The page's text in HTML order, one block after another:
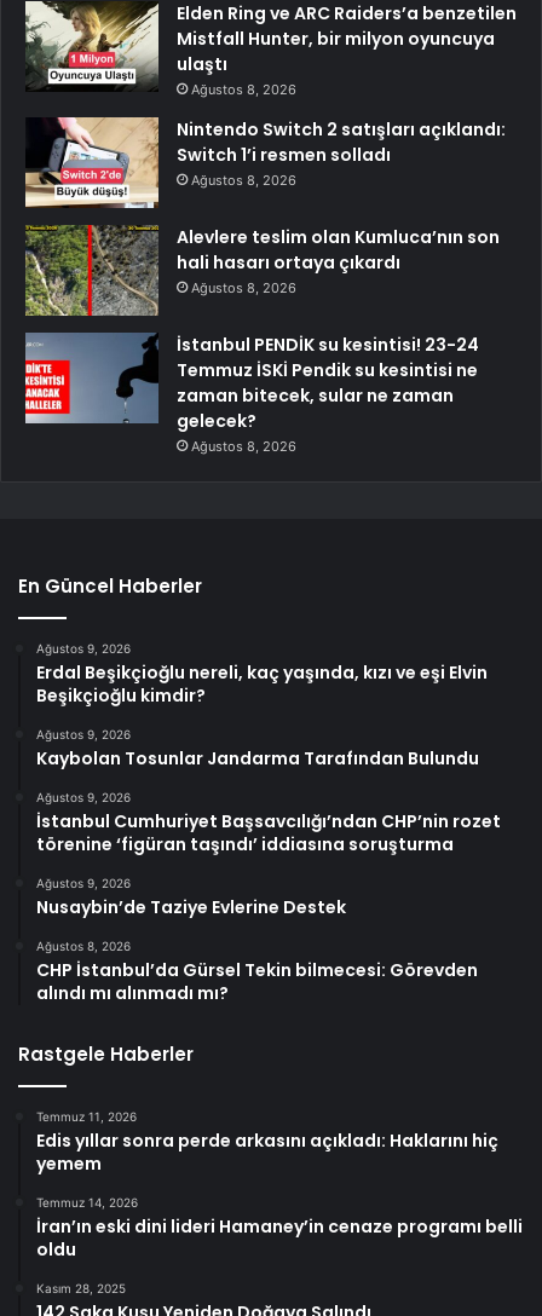
Elden Ring ve ARC Raiders’a benzetilen
Mistfall Hunter, bir milyon oyuncuya
ulaştı
Ağustos 8, 2026
Nintendo Switch 2 satışları açıklandı:
Switch 1’i resmen solladı
Ağustos 8, 2026
Alevlere teslim olan Kumluca’nın son
hali hasarı ortaya çıkardı
Ağustos 8, 2026
İstanbul PENDİK su kesintisi! 23-24
Temmuz İSKİ Pendik su kesintisi ne
zaman bitecek, sular ne zaman
gelecek?
Ağustos 8, 2026
En Güncel Haberler
Ağustos 9, 2026
Erdal Beşikçioğlu nereli, kaç yaşında, kızı ve eşi Elvin
Beşikçioğlu kimdir?
Ağustos 9, 2026
Kaybolan Tosunlar Jandarma Tarafından Bulundu
Ağustos 9, 2026
İstanbul Cumhuriyet Başsavcılığı’ndan CHP’nin rozet
törenine ‘figüran taşındı’ iddiasına soruşturma
Ağustos 9, 2026
Nusaybin’de Taziye Evlerine Destek
Ağustos 8, 2026
CHP İstanbul’da Gürsel Tekin bilmecesi: Görevden
alındı mı alınmadı mı?
Rastgele Haberler
Temmuz 11, 2026
Edis yıllar sonra perde arkasını açıkladı: Haklarını hiç
yemem
Temmuz 14, 2026
İran’ın eski dini lideri Hamaney’in cenaze programı belli
oldu
Kasım 28, 2025